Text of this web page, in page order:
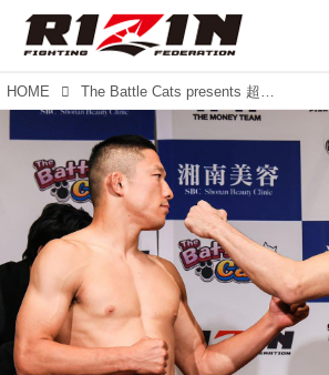
HOME The Battle Cats presents 超RIZIN / 湘南美容クリニック presents RIZIN.38 計量結果